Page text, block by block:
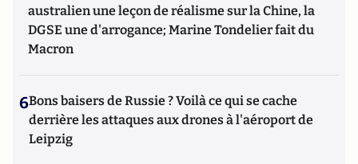
australien une leçon de réalisme sur la Chine, la
DGSE une d'arrogance; Marine Tondelier fait du
Macron
6Bons baisers de Russie ? Voilà ce qui se cache
derrière les attaques aux drones à l'aéroport de
Leipzig